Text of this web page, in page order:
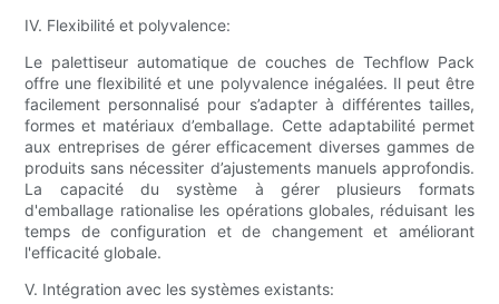
IV. Flexibilité et polyvalence:
Le palettiseur automatique de couches de Techflow Pack
offre une flexibilité et une polyvalence inégalées. Il peut être
facilement personnalisé pour s’adapter à différentes tailles,
formes et matériaux d’emballage. Cette adaptabilité permet
aux entreprises de gérer efficacement diverses gammes de
produits sans nécessiter d’ajustements manuels approfondis.
La capacité du système à gérer plusieurs formats
d'emballage rationalise les opérations globales, réduisant les
temps de configuration et de changement et améliorant
l'efficacité globale.
V. Intégration avec les systèmes existants: